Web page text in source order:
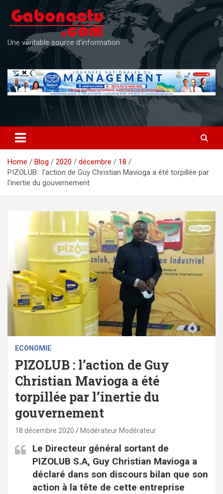
content
Une véritable source d'information
Home Blog 2020 décembre
18
PIZOLUB : l’action de Guy Christian Mavioga a été torpillée par
l’inertie du gouvernement
ECONOMIE
PIZOLUB : l’action de Guy
Christian Mavioga a été
torpillée par l’inertie du
gouvernement
18 décembre 2020 Modérateur Modérateur
Le Directeur général sortant de
PIZOLUB S.A, Guy Christian Mavioga a
déclaré dans son discours bilan que son
action à la tête de cette entreprise